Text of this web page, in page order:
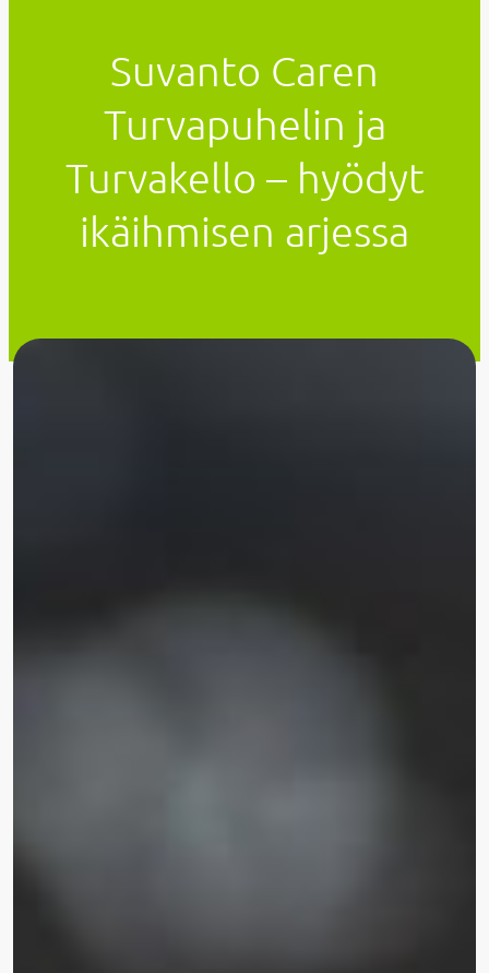
Suvanto Caren
Turvapuhelin ja
Turvakello – hyödyt
ikäihmisen arjessa